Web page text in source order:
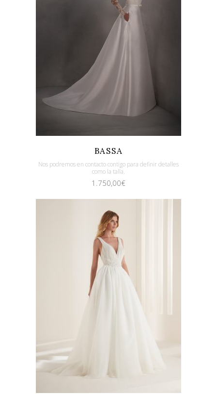
BASSA
Nos podremos en contacto contigo para definir detalles
como la talla.
1.750,00€